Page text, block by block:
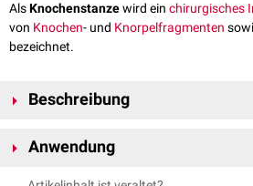
AlsKnochenstanzewird ein chirurgisches
von Knochen- und Knorpelfragmenten
bezeichnet.
Beschreibung
Handgriff besteht aus zwei Schenkeln mit
Anwendung
Die Knochenstanze findet Anwendung in der